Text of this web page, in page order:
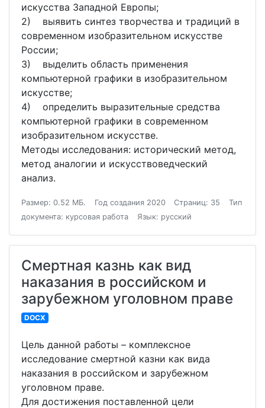
искусства Западной Европы;
2) выявить синтез творчества и традиций в
современном изобразительном искусстве
России;
3) выделить область применения
компьютерной графики в изобразительном
искусстве;
4) определить выразительные средства
компьютерной графики в современном
изобразительном искусстве.
Методы исследования: исторический метод,
метод аналогии и искусствоведческий
анализ.
Размер: 0.52 МБ. Год создания 2020 Страниц: 35
Тип
документа: курсовая работа
Язык: русский
Смертная казнь как вид
наказания в российском и
зарубежном уголовном праве
DOCX
Цель данной работы – комплексное
исследование смертной казни как вида
наказания в российском и зарубежном
уголовном праве.
Для достижения поставленной цели